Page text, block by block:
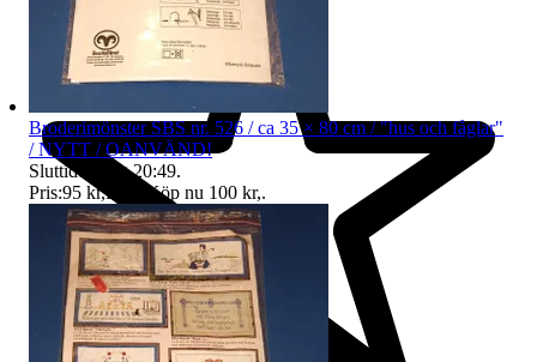
Broderimönster SBS nr. 526 / ca 35 × 80 cm / "hus och fåglar"
/ NYTT / OANVÄND!
Sluttid11 aug 20:49.
Pris:95 kr,Eller Köp nu 100 kr,.